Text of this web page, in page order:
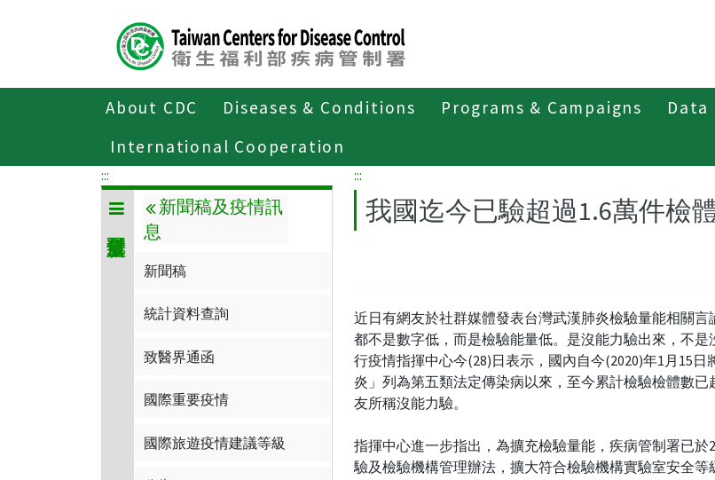
About CDC Diseases & Conditions Programs & Campaigns
International Cooperation
傳染病與防疫專題
:::
新聞稿及疫情訊
息
新聞稿
統計資料查詢
致醫界通函
國際重要疫情
國際旅遊疫情建議等級
:::
我國迄今已驗超過1.6萬件檢
近日有網友於社群媒體發表台灣武漢肺炎檢驗量能相關言
都不是數字低，而是檢驗能量低。是沒能力驗出來，不是
行疫情指揮中心今(28)日表示，國內自今(2020)年1月15日
炎」列為第五類法定傳染病以來，至今累計檢驗檢體數已
友所稱沒能力驗。
指揮中心進一步指出，為擴充檢驗量能，疾病管制署已於
驗及檢驗機構管理辦法，擴大符合檢驗機構實驗室安全等